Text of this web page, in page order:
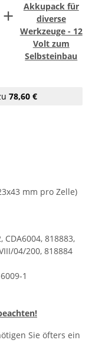
+
Akkupack für
diverse
Werkzeuge - 12
Volt zum
Selbsteinbau
78,60 €
mm pro Zelle)
CDA6004, 818883,
04/200, 818884
1
Sie öfters ein